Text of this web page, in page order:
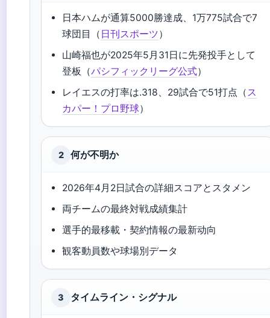
日本ハムが通算5000勝達成、1万775試合で7
球団目（ 日刊スポーツ）
山崎福也が2025年5月31日に先発投手として
登板（パシフィックリーグ公式）
レイエスの打率は.318、29試合で51打点（ス
カパー！プロ野球）
2 何が不明か
2026年4月2日試合の詳細スコアとスタメン
両チームの最終対戦成績集計
選手的最移載・契約情報の最新动向
観客動員数や球場別データ
3 タイムライン・シグナル